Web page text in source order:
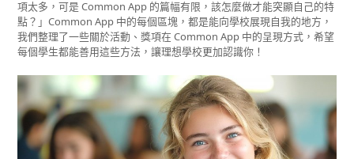
項太多，可是 Common App 的篇幅有限，該怎麼做才能突顯自己的特
點？」Common App 中的每個區塊，都是能向學校展現自我的地方，
我們整理了一些關於活動、獎項在 Common App 中的呈現方式，希望
每個學生都能善用這些方法，讓理想學校更加認識你！